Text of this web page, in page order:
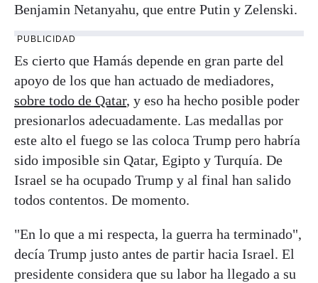
Benjamin Netanyahu, que entre Putin y Zelenski.
PUBLICIDAD
Es cierto que Hamás depende en gran parte del
apoyo de los que han actuado de mediadores,
sobre todo de Qatar, y eso ha hecho posible poder
presionarlos adecuadamente. Las medallas por
este alto el fuego se las coloca Trump pero habría
sido imposible sin Qatar, Egipto y Turquía. De
Israel se ha ocupado Trump y al final han salido
todos contentos. De momento.
"En lo que a mi respecta, la guerra ha terminado",
decía Trump justo antes de partir hacia Israel. El
presidente considera que su labor ha llegado a su